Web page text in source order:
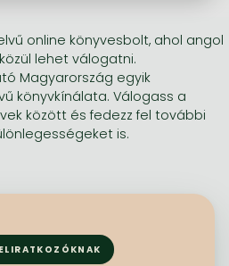
és németül
és németül
és németül
és németül
technológia
online könyvesbolt, ahol angol
lehet válogatni.
Magyarország egyik
könyvkínálata. Válogass a
között és fedezz fel további
is.